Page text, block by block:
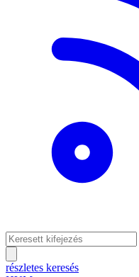
részletes keresés